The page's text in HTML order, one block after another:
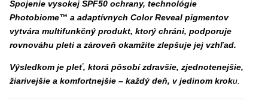
Spojenie vysokej SPF50 ochrany, technológie
Photobiome™ a adaptívnych Color Reveal pigmentov
vytvára multifunkčný produkt, ktorý chráni, podporuje
rovnováhu pleti a zároveň okamžite zlepšuje jej vzhľad.
Výsledkom je pleť, ktorá pôsobí zdravšie, zjednotenejšie,
žiarivejšie a komfortnejšie – každý deň, v jedinom kroku.